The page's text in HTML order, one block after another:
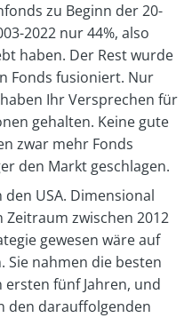
zu Beginn der 20-
2022 nur 44%, also
haben. Der Rest wurde
Fonds fusioniert. Nur
Ihr Versprechen für
gehalten. Keine gute
zwar mehr Fonds
den Markt geschlagen.
USA. Dimensional
zwischen 2012
gewesen wäre auf
Sie nahmen die besten
fünf Jahren, und
den darauffolgenden